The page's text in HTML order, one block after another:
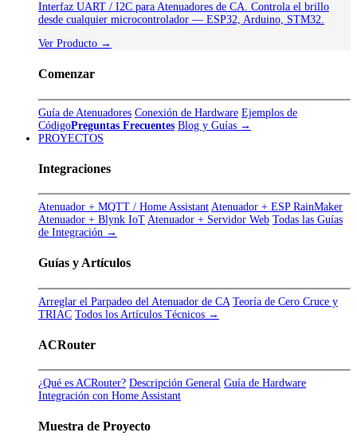
Interfaz UART / I2C para Atenuadores de CA. Controla el brillo
desde cualquier microcontrolador — ESP32, Arduino, STM32.
Ver Producto →
Comenzar
Guía de Atenuadores Conexión de Hardware Ejemplos de
CódigoPreguntas Frecuentes Blog y Guías →
PROYECTOS
Integraciones
Atenuador + MQTT / Home Assistant Atenuador + ESP RainMaker
Atenuador + Blynk IoT Atenuador + Servidor Web Todas las Guías
de Integración →
Guías y Artículos
Arreglar el Parpadeo del Atenuador de CA Teoría de Cero Cruce y
TRIAC Todos los Artículos Técnicos →
ACRouter
¿Qué es ACRouter? Descripción General Guía de Hardware
Integración con Home Assistant
Muestra de Proyecto